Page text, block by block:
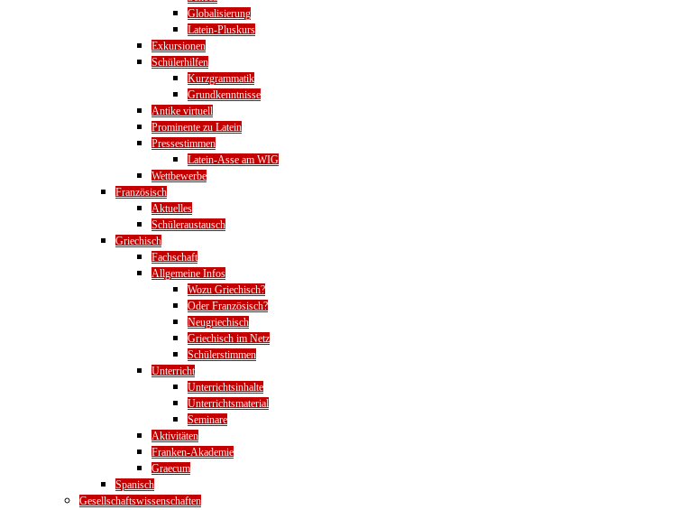
Globalisierung
Latein-Pluskurs
Exkursionen
Schülerhilfen
Kurzgrammatik
Grundkenntnisse
Antike virtuell
Prominente zu Latein
Pressestimmen
Latein-Asse am WIG
Wettbewerbe
Französisch
Aktuelles
Schüleraustausch
Griechisch
Fachschaft
Allgemeine Infos
Wozu Griechisch?
Oder Französisch?
Neugriechisch
Griechisch im Netz
Schülerstimmen
Unterricht
Unterrichtsinhalte
Unterrichtsmaterial
Seminare
Aktivitäten
Franken-Akademie
Graecum
Spanisch
Gesellschaftswissenschaften